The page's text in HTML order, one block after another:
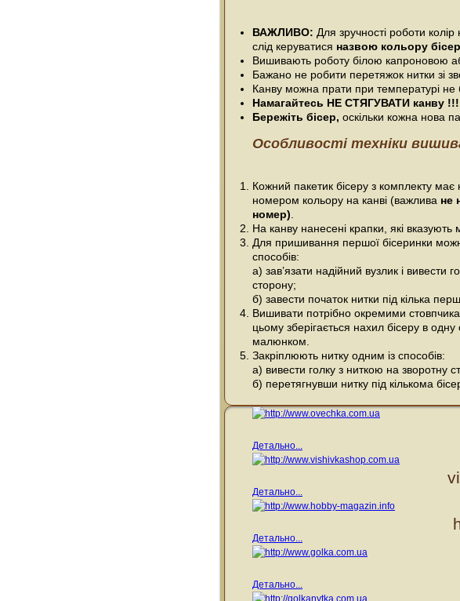
ВАЖЛИВО: Для зручності роботи
слід керуватися назвою кольору
Вишивають роботу білою капроновою
Бажано не робити перетяжок нитки зі
Канву можна прати при температурі не
Намагайтесь НЕ СТЯГУВАТИ канву
Бережіть бісер, оскільки кожна нова
Особливості техніки
Кожний пакетик бісеру з комплекту має
номером кольору на канві (важлива не
номер)
На канву нанесені крапки, які вказують
Для пришивання першої бісеринки
способів:
а) зав’язати надійний вузлик і вивести
сторону;
б) завести початок нитки під кілька
Вишивати потрібно окремими
цьому зберігається нахил бісеру в
малюнком.
Закріплюють нитку одним із способів:
а) вивести голку з ниткою на зворотну
б) перетягнувши нитку під кількома
Детально...
Детально...
Детально...
Детально...